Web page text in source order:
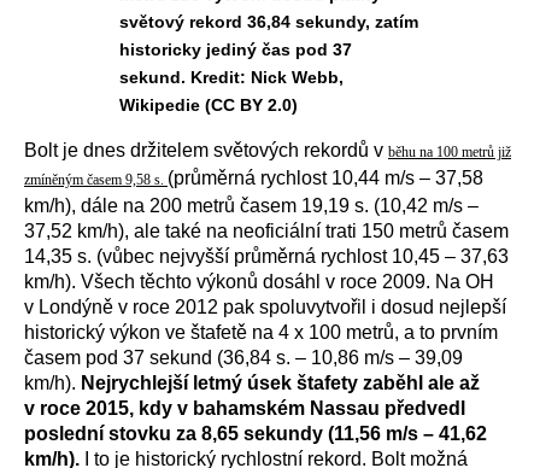
světový rekord 36,84 sekundy, zatím
historicky jediný čas pod 37
sekund. Kredit: Nick Webb,
Wikipedie (CC BY 2.0)
Bolt je dnes držitelem světových rekordů v běhu na 100 metrů již
zmíněným časem 9,58 s. (průměrná rychlost 10,44 m/s – 37,58
km/h), dále na 200 metrů časem 19,19 s. (10,42 m/s –
37,52 km/h), ale také na neoficiální trati 150 metrů časem
14,35 s. (vůbec nejvyšší průměrná rychlost 10,45 – 37,63
km/h). Všech těchto výkonů dosáhl v roce 2009. Na OH
v Londýně v roce 2012 pak spoluvytvořil i dosud nejlepší
historický výkon ve štafetě na 4 x 100 metrů, a to prvním
časem pod 37 sekund (36,84 s. – 10,86 m/s – 39,09
km/h). Nejrychlejší letmý úsek štafety zaběhl ale až
v roce 2015, kdy v bahamském Nassau předvedl
poslední stovku za 8,65 sekundy (11,56 m/s – 41,62
km/h).
I to je historický rychlostní rekord. Bolt možná